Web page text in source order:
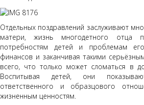
Отдельных поздравлений заслуживают
матери, жизнь многодетного отца
потребностям детей и проблемам
финансов и заканчивая такими
всего, что только может сломаться в
Воспитывая детей, они
ответственного и образцового
жизненным ценностям.